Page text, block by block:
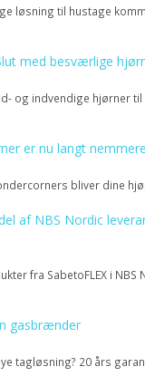
løsning til hustage
med besværlige
og indvendige hjørner
er nu langt nemmere
bliver dine
af NBS Nordic
fra SabetoFLEX i NBS
gasbrænder
tagløsning? 20 års